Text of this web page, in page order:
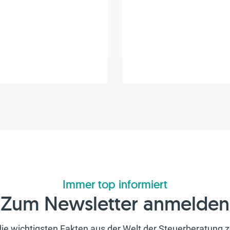
Immer top informiert
Zum Newsletter anmelden